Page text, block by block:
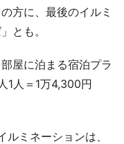
方に、最後のイルミ
とも。
屋に泊まる宿泊プラ
1人＝1万4,300円
ミネーションは、